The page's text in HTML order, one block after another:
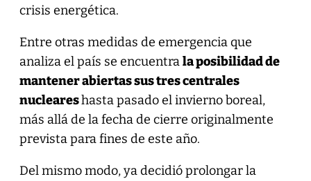
crisis energética.
Entre otras medidas de emergencia que
analiza el país se encuentrala posibilidad de
mantener abiertas sus tres centrales
nucleareshasta pasado el invierno boreal,
más allá de la fecha de cierre originalmente
prevista para fines de este año.
Del mismo modo, ya decidió prolongar la